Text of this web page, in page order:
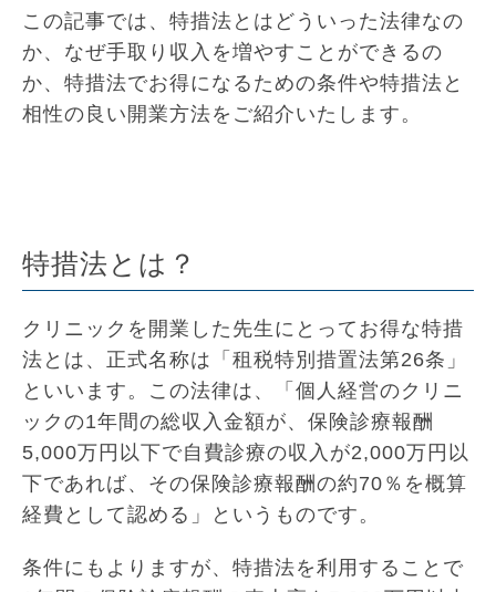
この記事では、特措法とはどういった法律なの
か、なぜ手取り収入を増やすことができるの
か、特措法でお得になるための条件や特措法と
相性の良い開業方法をご紹介いたします。
特措法とは？
クリニックを開業した先生にとってお得な特措
法とは、正式名称は「租税特別措置法第26条」
といいます。この法律は、「個人経営のクリニ
ックの1年間の総収入金額が、保険診療報酬
5,000万円以下で自費診療の収入が2,000万円以
下であれば、その保険診療報酬の約70％を概算
経費として認める」というものです。
条件にもよりますが、特措法を利用することで